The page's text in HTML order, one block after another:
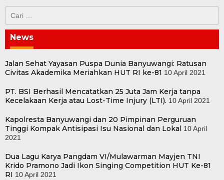
untuk:
News
Jalan Sehat Yayasan Puspa Dunia Banyuwangi: Ratusan
Civitas Akademika Meriahkan HUT RI ke-81 10 April 2021
PT. BSI Berhasil Mencatatkan 25 Juta Jam Kerja tanpa
Kecelakaan Kerja atau Lost-Time Injury (LTI). 10 April 2021
Kapolresta Banyuwangi dan 20 Pimpinan Perguruan
Tinggi Kompak Antisipasi Isu Nasional dan Lokal 10 April
2021
Dua Lagu Karya Pangdam VI/Mulawarman Mayjen TNI
Krido Pramono Jadi Ikon Singing Competition HUT Ke-81
RI 10 April 2021